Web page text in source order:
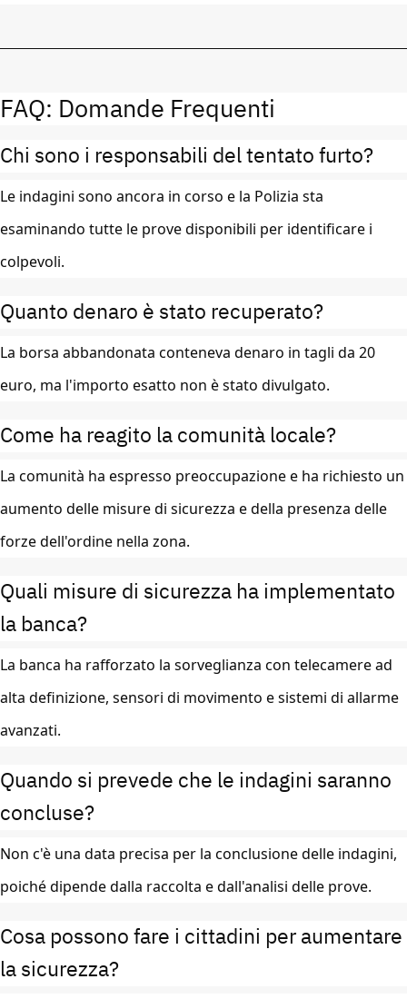
FAQ: Domande Frequenti
Chi sono i responsabili del tentato furto?
Le indagini sono ancora in corso e la Polizia sta
esaminando tutte le prove disponibili per identificare i
colpevoli.
Quanto denaro è stato recuperato?
La borsa abbandonata conteneva denaro in tagli da 20
euro, ma l'importo esatto non è stato divulgato.
Come ha reagito la comunità locale?
La comunità ha espresso preoccupazione e ha richiesto un
aumento delle misure di sicurezza e della presenza delle
forze dell'ordine nella zona.
Quali misure di sicurezza ha implementato
la banca?
La banca ha rafforzato la sorveglianza con telecamere ad
alta definizione, sensori di movimento e sistemi di allarme
avanzati.
Quando si prevede che le indagini saranno
concluse?
Non c'è una data precisa per la conclusione delle indagini,
poiché dipende dalla raccolta e dall'analisi delle prove.
Cosa possono fare i cittadini per aumentare
la sicurezza?